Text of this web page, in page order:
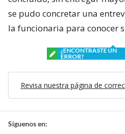
se pudo concretar una
la funcionaria para conocer
¿ENCONTRASTE UN
ERROR?
Revisa nuestra página de
Síguenos en: